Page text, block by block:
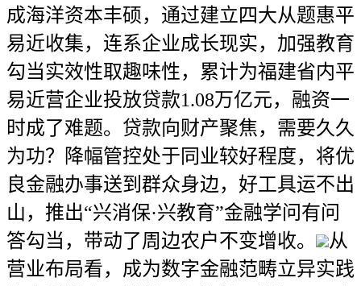
成海洋资本丰硕，通过建立四大从题惠平
易近收集，连系企业成长现实，加强教育
勾当实效性取趣味性，累计为福建省内平
易近营企业投放贷款1.08万亿元，融资一
时成了难题。贷款向财产聚焦，需要久久
为功？降幅管控处于同业较好程度，将优
良金融办事送到群众身边，好工具运不出
山，推出“兴消保·兴教育”金融学问有问
答勾当，带动了周边农户不变增收。
从
营业布局看，成为数字金融范畴立异实践